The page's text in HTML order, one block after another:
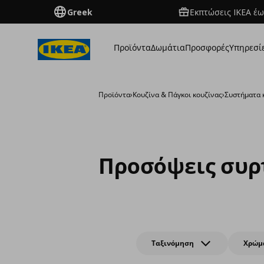
Greek Εκπτώσεις IKEA
ΠροϊόνταΔωμάτιαΠροσφορές
Προϊόντα›Κουζίνα & Πάγκοι κουζίνας›Συστήματα
Προσόψεις
Ταξινόμηση